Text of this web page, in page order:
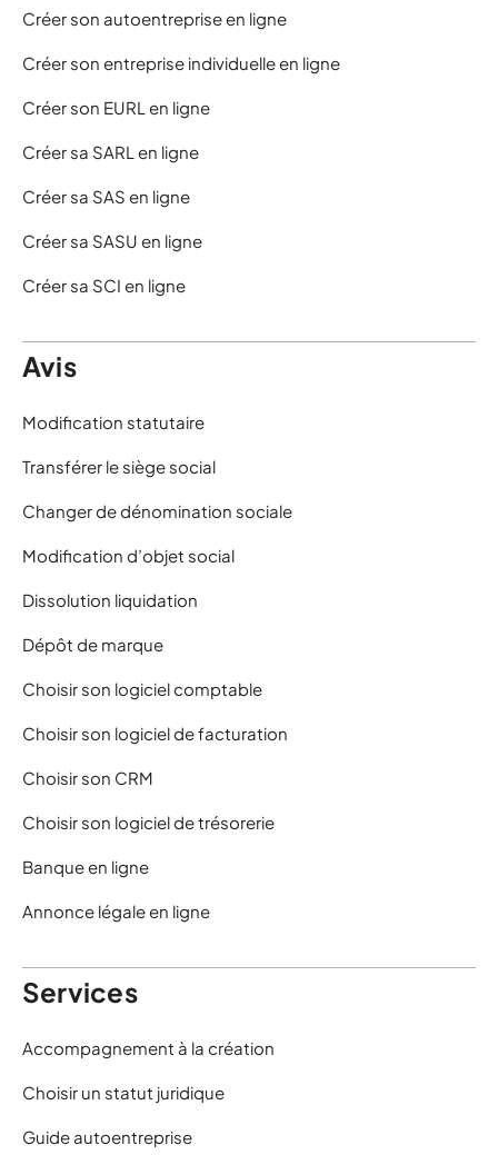
Créer son autoentreprise en ligne
Créer son entreprise individuelle en ligne
Créer son EURL en ligne
Créer sa SARL en ligne
Créer sa SAS en ligne
Créer sa SASU en ligne
Créer sa SCI en ligne
Avis
Modification statutaire
Transférer le siège social
Changer de dénomination sociale
Modification d’objet social
Dissolution liquidation
Dépôt de marque
Choisir son logiciel comptable
Choisir son logiciel de facturation
Choisir son CRM
Choisir son logiciel de trésorerie
Banque en ligne
Annonce légale en ligne
Services
Accompagnement à la création
Choisir un statut juridique
Guide autoentreprise